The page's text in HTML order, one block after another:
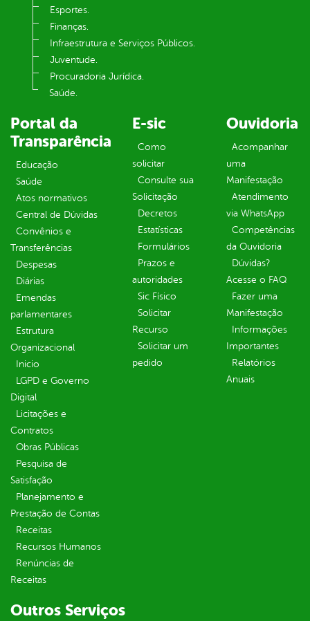
Esportes.
Finanças.
Infraestrutura e Serviços Públicos.
Juventude.
Procuradoria Jurídica.
Saúde.
Portal da
Transparência
Educação
Saúde
Atos normativos
Central de Dúvidas
Convênios e
Transferências
Despesas
Diárias
Emendas
parlamentares
Estrutura
Organizacional
Inicio
LGPD e Governo
Digital
Licitações e
Contratos
Obras Públicas
Pesquisa de
Satisfação
Planejamento e
Prestação de Contas
Receitas
Recursos Humanos
Renúncias de
Receitas
E-sic
Como
solicitar
Consulte sua
Solicitação
Decretos
Estatísticas
Formulários
Prazos e
autoridades
Sic Físico
Solicitar
Recurso
Solicitar um
pedido
Ouvidoria
Acompanhar
uma
Manifestação
Atendimento
via WhatsApp
Competências
da Ouvidoria
Dúvidas?
Acesse o FAQ
Fazer uma
Manifestação
Informações
Importantes
Relatórios
Anuais
Outros Serviços